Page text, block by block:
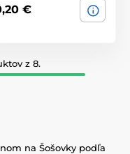
€
z 8.
na Šošovky podľa